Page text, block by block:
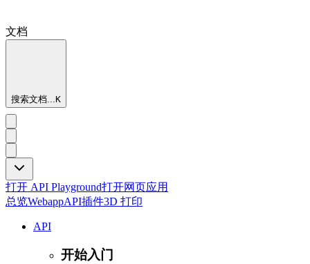
文档
搜索文档...K
打开 API Playground打开网页应用
总览WebappAPI插件3D 打印
API
开始入门